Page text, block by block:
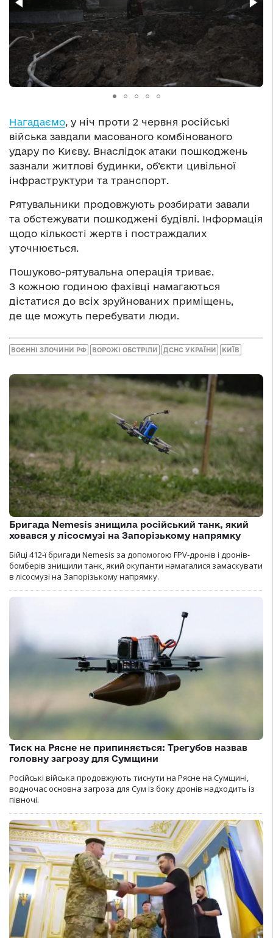
Нагадаємо, у ніч проти 2 червня російські
війська завдали масованого комбінованого
удару по Києву. Внаслідок атаки пошкоджень
зазнали житлові будинки, об’єкти цивільної
інфраструктури та транспорт.
Рятувальники продовжують розбирати завали
та обстежувати пошкоджені будівлі. Інформація
щодо кількості жертв і постраждалих
уточнюється.
Пошуково-рятувальна операція триває.
З кожною годиною фахівці намагаються
дістатися до всіх зруйнованих приміщень,
де ще можуть перебувати люди.
ВОЄННІ ЗЛОЧИНИ РФ ВОРОЖІ ОБСТРІЛИ ДСНС УКРАЇНИ КИЇВ
Бригада Nemesis знищила російський танк, який
ховався у лісосмузі на Запорізькому напрямку
Бійці 412-ї бригади Nemesis за допомогою FPV-дронів і дронів-
бомберів знищили танк, який окупанти намагалися замаскувати
в лісосмузі на Запорізькому напрямку.
Тиск на Рясне не припиняється: Трегубов назвав
головну загрозу для Сумщини
Російські війська продовжують тиснути на Рясне на Сумщині,
водночас основна загроза для Сум із боку дронів надходить із
півночі.